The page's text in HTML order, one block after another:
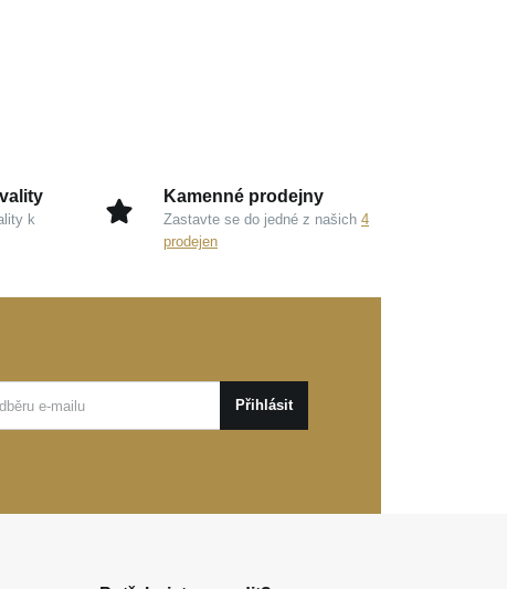
k
Kamenné prodejny
Zastavte se do jedné z našich 4
prodejen
Přihlásit